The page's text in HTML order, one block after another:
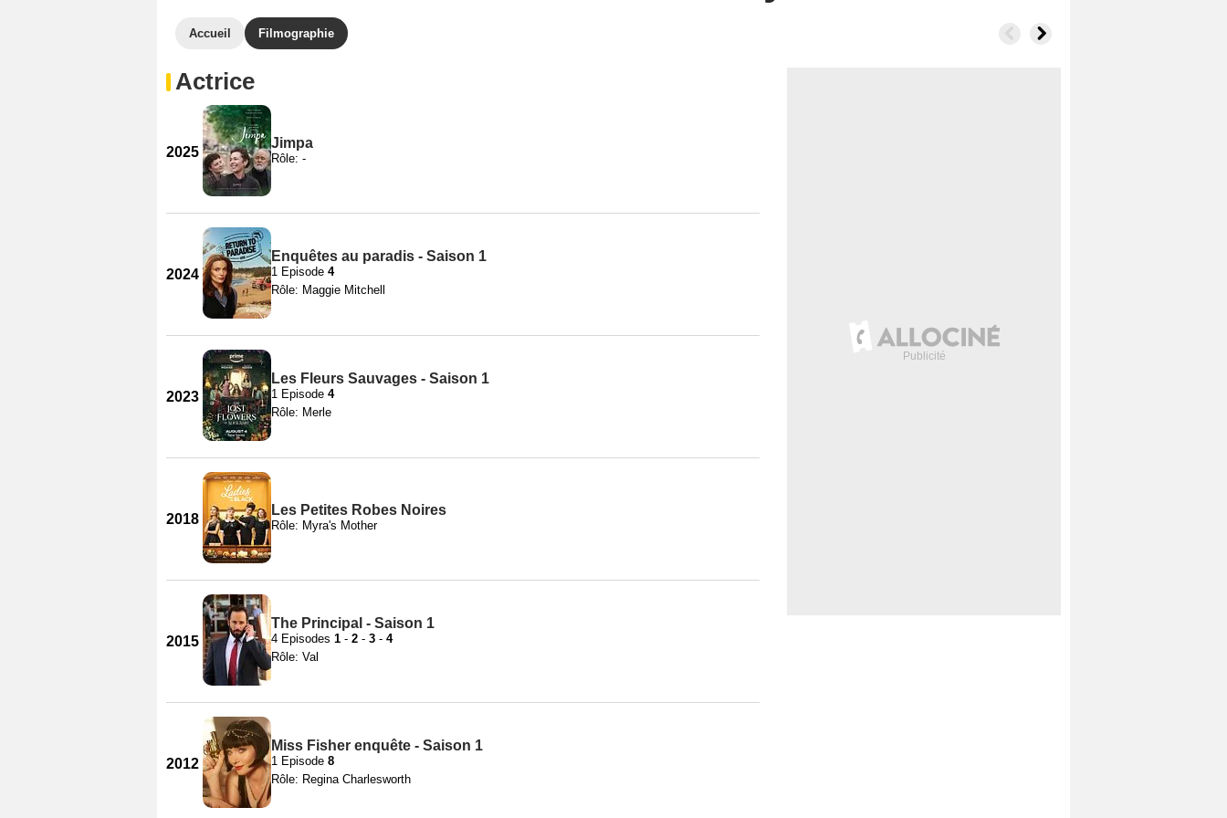
Accueil Filmographie
Actrice
2025
Jimpa
Rôle: -
2024
Enquêtes au paradis - Saison 1
1 Episode 4
Rôle: Maggie Mitchell
2023
Les Fleurs Sauvages - Saison 1
1 Episode 4
Rôle: Merle
2018
Les Petites Robes Noires
Rôle: Myra's Mother
2015
The Principal - Saison 1
4 Episodes 1 - 2 - 3 - 4
Rôle: Val
2012
Miss Fisher enquête - Saison 1
1 Episode 8
Rôle: Regina Charlesworth